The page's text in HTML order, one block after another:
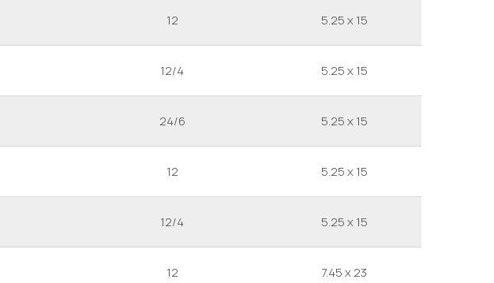
12 5.25 x 15
12/4 5.25 x 15
24/6 5.25 x 15
12 5.25 x 15
12/4 5.25 x 15
12 7.45 x 23